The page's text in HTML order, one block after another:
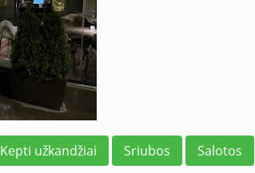
Kepti užkandžiai Sriubos Salotos